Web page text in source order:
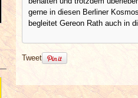
gerne in diesen Berliner
begleitet Gereon Rath auch in
Tweet